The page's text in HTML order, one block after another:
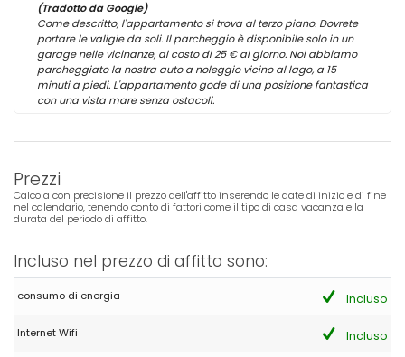
(Tradotto da Google)
Come descritto, l'appartamento si trova al terzo piano. Dovrete
portare le valigie da soli. Il parcheggio è disponibile solo in un
garage nelle vicinanze, al costo di 25 € al giorno. Noi abbiamo
parcheggiato la nostra auto a noleggio vicino al lago, a 15
minuti a piedi. L'appartamento gode di una posizione fantastica
con una vista mare senza ostacoli.
Prezzi
Calcola con precisione il prezzo dell'affitto inserendo le date di inizio e di fine
nel calendario, tenendo conto di fattori come il tipo di casa vacanza e la
durata del periodo di affitto.
Incluso nel prezzo di affitto sono:
consumo di energia Incluso
Internet Wifi Incluso